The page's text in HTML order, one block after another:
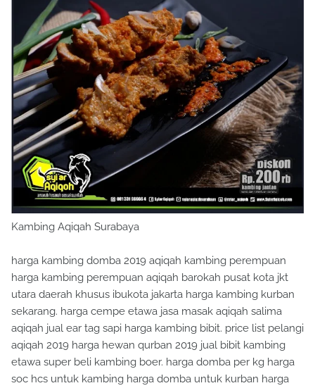
Kambing Aqiqah Surabaya
harga kambing domba 2019 aqiqah kambing perempuan
harga kambing perempuan aqiqah barokah pusat kota jkt
utara daerah khusus ibukota jakarta harga kambing kurban
sekarang. harga cempe etawa jasa masak aqiqah salima
aqiqah jual ear tag sapi harga kambing bibit. price list pelangi
aqiqah 2019 harga hewan qurban 2019 jual bibit kambing
etawa super beli kambing boer. harga domba per kg harga
soc hcs untuk kambing harga domba untuk kurban harga